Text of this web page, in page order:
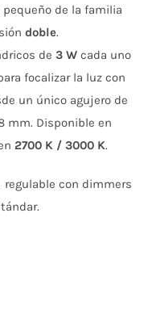
de la familia
doble.
de3 W cada uno
focalizar la luz con
un único agujero de
mm. Disponible en
2700 K / 3000 K.
con dimmers